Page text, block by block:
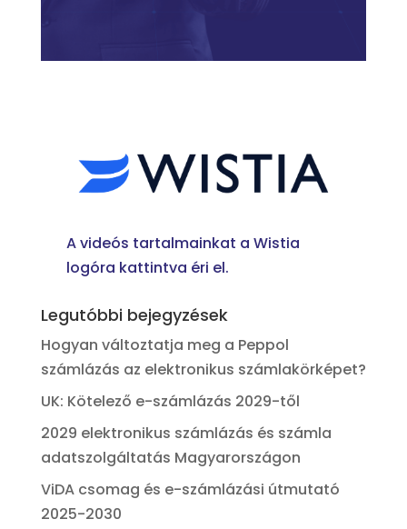
A videós tartalmainkat a Wistia
logóra kattintva éri el.
Legutóbbi bejegyzések
Hogyan változtatja meg a Peppol
számlázás az elektronikus számlakörképet?
UK: Kötelező e-számlázás 2029-től
2029 elektronikus számlázás és számla
adatszolgáltatás Magyarországon
ViDA csomag és e-számlázási útmutató
2025-2030